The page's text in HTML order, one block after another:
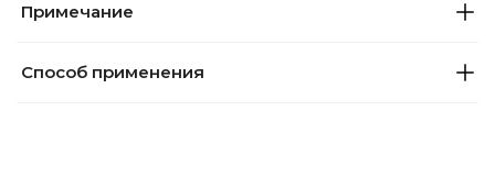
Примечание
Способ применения